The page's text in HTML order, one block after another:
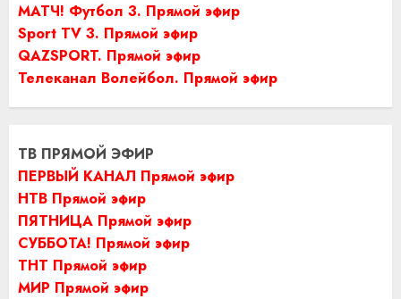
МАТЧ! Футбол 3. Прямой эфир
Sport TV 3. Прямой эфир
QAZSPORT. Прямой эфир
Телеканал Волейбол. Прямой эфир
ТВ ПРЯМОЙ ЭФИР
ПЕРВЫЙ КАНАЛ Прямой эфир
НТВ Прямой эфир
ПЯТНИЦА Прямой эфир
СУББОТА! Прямой эфир
ТНТ Прямой эфир
МИР Прямой эфир